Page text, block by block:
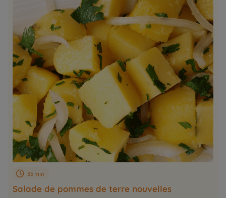
Salade de pommes de terre nouvelles
35 min